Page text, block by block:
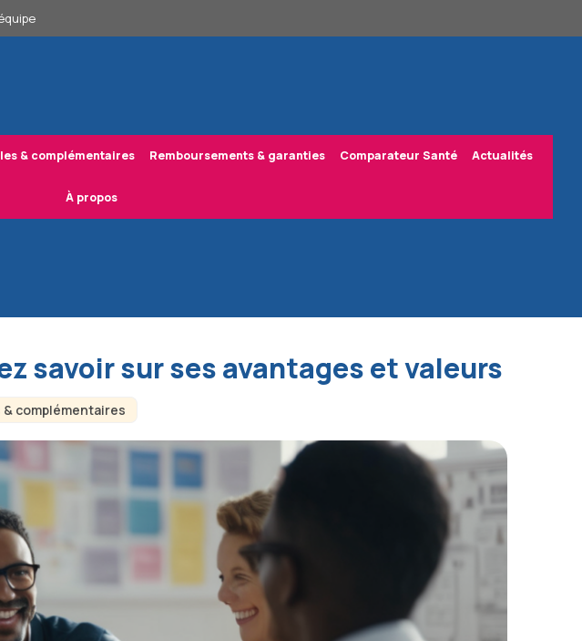
& complémentaires Remboursements & garanties Comparateur Santé Actualités
À propos
complémentaires
savoir sur ses avantages et valeurs